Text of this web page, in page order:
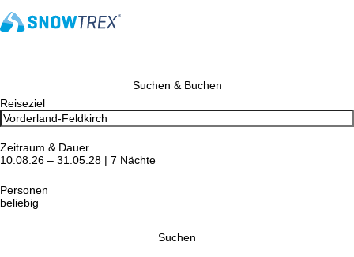
Suchen & Buchen
Reiseziel
Zeitraum & Dauer
10.08.26 – 31.05.28 | 7 Nächte
Personen
beliebig
Suchen